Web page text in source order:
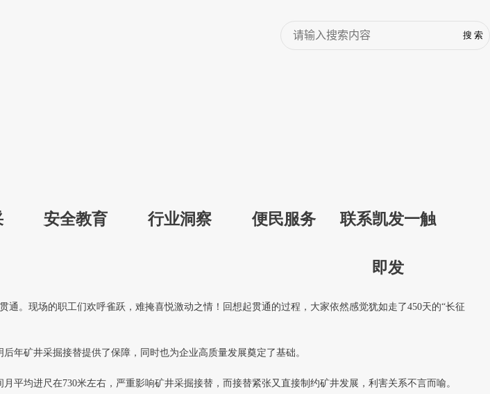
安全教育 行业洞察 便民服务 联系凯发一触
即发
。现场的职工们欢呼雀跃，难掩喜悦激动之情！回想起贯通的过程，大家依然感觉犹如走了450天的“长征
年矿井采掘接替提供了保障，同时也为企业高质量发展奠定了基础。
平均进尺在730米左右，严重影响矿井采掘接替，而接替紧张又直接制约矿井发展，利害关系不言而喻。